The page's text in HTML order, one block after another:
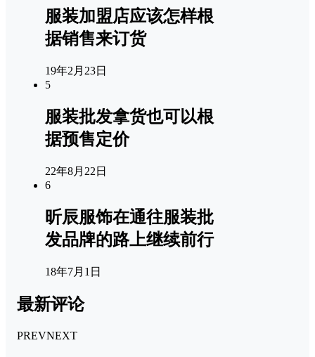
服装加盟店应该怎样根
据销售来订货
19年2月23日
5
服装批发拿货也可以根
据预售定价
22年8月22日
6
昕辰服饰在通往服装批
发品牌的路上继续前行
18年7月1日
最新评论
PREVNEXT